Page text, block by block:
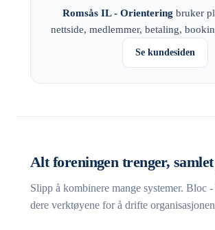
Romsås IL - Orientering bruker
nettside, medlemmer, betaling,
Se kundesiden
Alt foreningen trenger,
Slipp å kombinere mange systemer. Bloc
dere verktøyene for å drifte